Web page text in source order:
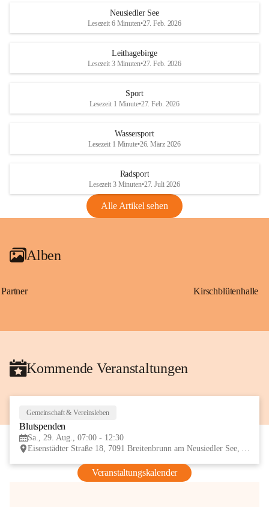
S
und den daraus folgenden wirtschaftlichen
Maßnahmen zur Bekämpfung
Rebe und der Amerikanischen
Anhang VBl. EU Nr. 18
1 Seite•1,4 MB
VBl. EU Nr. 18_2026
r
S
Neusiedler See
Lesezeit 6 Minuten•27. Feb. 2026
Leithagebirge
Lesezeit 3 Minuten•27. Feb. 2026
Sport
Lesezeit 1 Minute•27. Feb. 2026
Wassersport
Lesezeit 1 Minute•26. März 2026
Radsport
Lesezeit 3 Minuten•27. Juli 2026
Alle Artikel sehen
Alben
Partner Kirschblütenhalle
Kommende Veranstaltungen
Gemeinschaft & Vereinsleben
Blutspenden
Sa., 29. Aug., 07:00 - 12:30
Eisenstädter Straße 18, 7091 Breitenbrunn am Neusiedler See, AUT
Veranstaltungskalender